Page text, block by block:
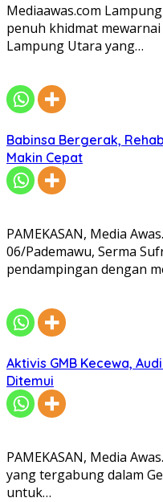
Mediaawas.com
penuh khidmat
Lampung Utara yang…
Babinsa Bergerak,
Makin Cepat
PAMEKASAN, Media
06/Pademawu, Serma
pendampingan dengan
Aktivis GMB Kecewa,
Ditemui
PAMEKASAN, Media
yang tergabung dalam
untuk…